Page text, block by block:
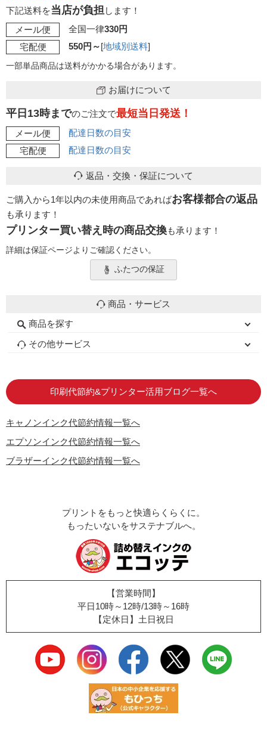
下記送料を当店が負担 します！
メール便
全国一律330円
宅配便
550円～[地域別送料]
一部単品商品は送料がかかる場合があります。
お届けについて
平日13時までのご注文で最短当日発送！
メール便
配達日数の目安
宅配便
配達日数の目安
返品・交換・保証について
ご購入から1年以内の未使用商品であればお客様都合の返品
も承ります！
プリンター買い替え時の商品交換も承ります！
詳細は保証ページよりご確認ください。
ふたつの保証
商品・サービス
商品を探す
初心者用セット
キャノンインク
エプソンインク
ブラザーインク
詰め替えインク
互換インクボトル
互換インクカートリッジ
再生インクカートリッジ
トナーカートリッジ
その他サービス
印刷代節約&プリンター活用ブログ一覧へ
キャノンインク代節約情報一覧へ
エプソンインク代節約情報一覧へ
ブラザーインク代節約情報一覧へ
プリントをもっと快適らくらくに。
もったいないをサステナブルへ。
【営業時間】
平日10時～12時/13時～16時
【定休日】土日祝日